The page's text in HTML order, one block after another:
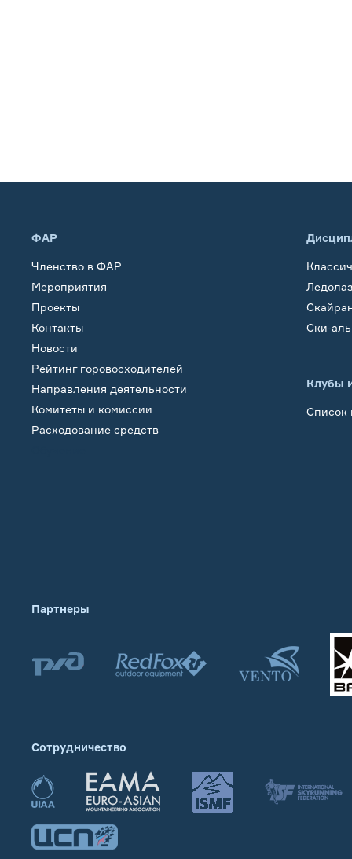
ФАР
Членство в ФАР
Мероприятия
Проекты
Контакты
Новости
Рейтинг горовосходителей
Направления деятельности
Комитеты и комиссии
Расходование средств
Ски-
Клубы
Список
Партнеры
Сотрудничество